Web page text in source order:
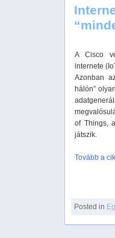
A Cisco
internete
Azonban
hálón”
of Things,
játszik.
Tovább a
Posted in